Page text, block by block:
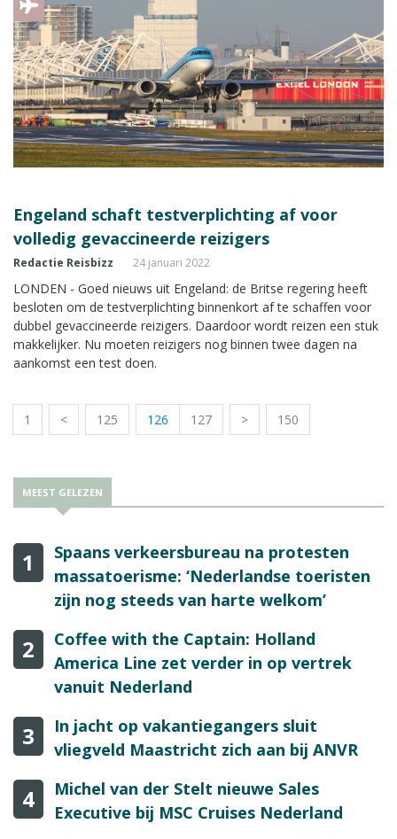
Engeland schaft testverplichting af voor
volledig gevaccineerde reizigers
Redactie Reisbizz 24 januari 2022
LONDEN - Goed nieuws uit Engeland: de Britse regering heeft
besloten om de testverplichting binnenkort af te schaffen voor
dubbel gevaccineerde reizigers. Daardoor wordt reizen een stuk
makkelijker. Nu moeten reizigers nog binnen twee dagen na
aankomst een test doen.
1 < 125 126 127 > 150
MEEST GELEZEN
1
Spaans verkeersbureau na protesten
massatoerisme: ‘Nederlandse toeristen
zijn nog steeds van harte welkom’
2
Coffee with the Captain: Holland
America Line zet verder in op vertrek
vanuit Nederland
3
In jacht op vakantiegangers sluit
vliegveld Maastricht zich aan bij ANVR
4
Michel van der Stelt nieuwe Sales
Executive bij MSC Cruises Nederland